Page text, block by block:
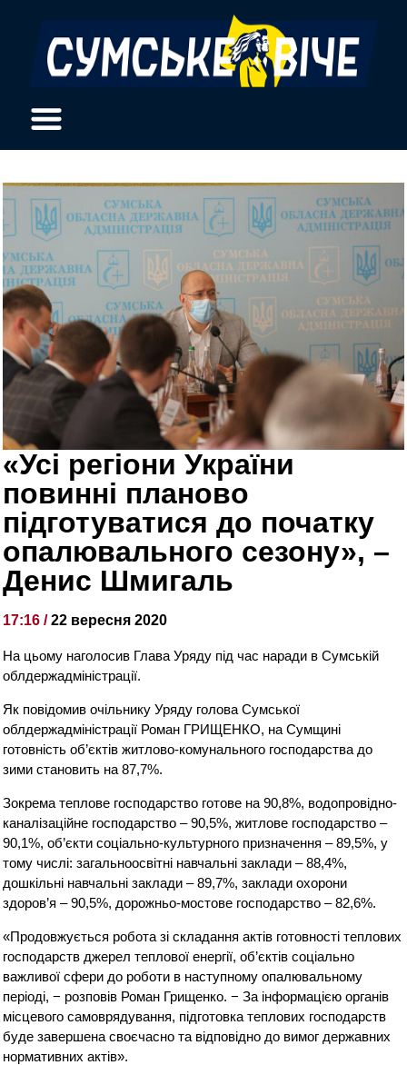
«Усі регіони України
повинні планово
підготуватися до початку
опалювального сезону», –
Денис Шмигаль
17:16 /22 вересня 2020
На цьому наголосив Глава Уряду під час наради в Сумській
облдержадміністрації.
Як повідомив очільнику Уряду голова Сумської
облдержадміністрації Роман ГРИЩЕНКО, на Сумщині
готовність об’єктів житлово-комунального господарства до
зими становить на 87,7%.
Зокрема теплове господарство готове на 90,8%, водопровідно-
каналізаційне господарство – 90,5%, житлове господарство –
90,1%, об’єкти соціально-культурного призначення – 89,5%, у
тому числі: загальноосвітні навчальні заклади – 88,4%,
дошкільні навчальні заклади – 89,7%, заклади охорони
здоров’я – 90,5%, дорожньо-мостове господарство – 82,6%.
«Продовжується робота зі складання актів готовності теплових
господарств джерел теплової енергії, об’єктів соціально
важливої сфери до роботи в наступному опалювальному
періоді, − розповів Роман Грищенко. − За інформацією органів
місцевого самоврядування, підготовка теплових господарств
буде завершена своєчасно та відповідно до вимог державних
нормативних актів».